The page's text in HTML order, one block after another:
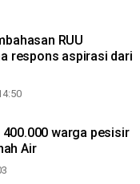
RUU
respons aspirasi dari
warga pesisir
Air